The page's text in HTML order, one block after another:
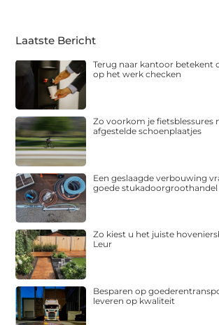
Laatste Bericht
Terug naar kantoor betekent
op het werk checken
Zo voorkom je fietsblessures
afgestelde schoenplaatjes
Een geslaagde verbouwing
goede stukadoorgroothandel
Zo kiest u het juiste
Leur
Besparen op
leveren op kwaliteit